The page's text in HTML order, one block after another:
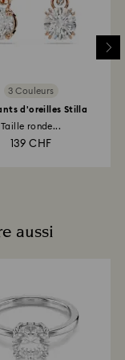
3 Couleurs
d'oreilles Stilla
Taille ronde...
139 CHF
aussi